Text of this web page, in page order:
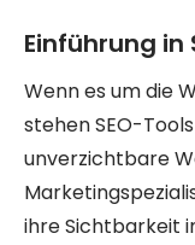
Einführung in
Wenn es um die
stehen SEO-
unverzichtbare
ihre Sichtbarkeit